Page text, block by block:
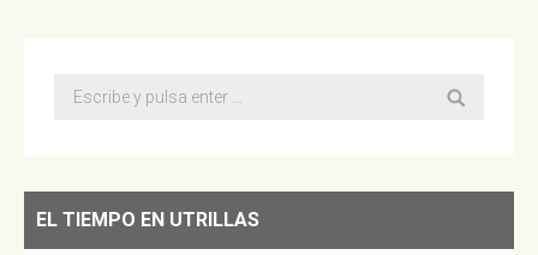
Buscar:
EL TIEMPO EN UTRILLAS